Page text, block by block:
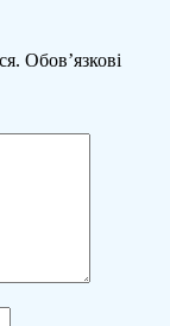
Обов’язкові